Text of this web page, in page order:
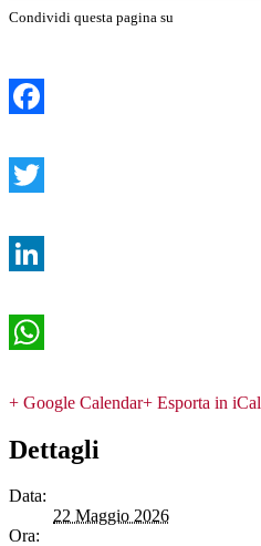
Condividi questa pagina su
+ Google Calendar+ Esporta in iCal
Dettagli
Data:
22 Maggio 2026
Ora: